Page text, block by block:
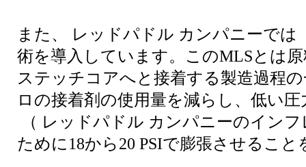
また、 レッドパドル カンパニーで
術を導入しています。このMLSとは
ステッチコアへと接着する製造過程
ロの接着剤の使用量を減らし、低い
（ レッドパドル カンパニーのイン
ために18から20 PSIで膨張させるこ